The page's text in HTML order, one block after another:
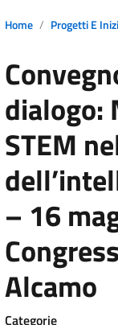
Home Progetti E
dialogo:
STEM
– 16
Alcamo
Categorie